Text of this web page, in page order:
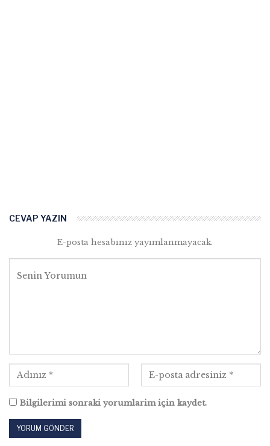
CEVAP YAZIN
E-posta hesabınız yayımlanmayacak.
Bilgilerimi sonraki yorumlarim için kaydet.